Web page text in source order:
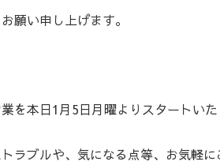
願い申し上げます。
を本日1月5日月曜よりスタートいた
ラブルや、気になる点等、お気軽に